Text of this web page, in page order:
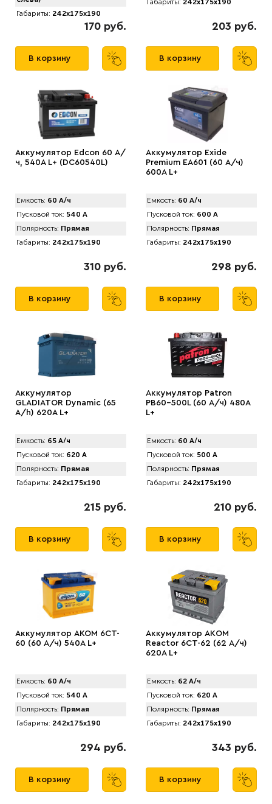
Габариты: 242x175x190
170 руб.
В корзину
Габариты: 242x175x190
203 руб.
В корзину
Аккумулятор Edcon 60 А/
ч, 540A L+ (DC60540L)
Емкость: 60 А/ч
Пусковой ток: 540 А
Полярность: Прямая
Габариты: 242x175x190
310 руб.
В корзину
Аккумулятор Exide
Premium EA601 (60 А/ч)
600A L+
Емкость: 60 А/ч
Пусковой ток: 600 А
Полярность: Прямая
Габариты: 242x175x190
298 руб.
В корзину
Аккумулятор
GLADIATOR Dynamic (65
А/h) 620A L+
Емкость: 65 А/ч
Пусковой ток: 620 А
Полярность: Прямая
Габариты: 242x175x190
215 руб.
В корзину
Аккумулятор Patron
PB60-500L (60 А/ч) 480A
L+
Емкость: 60 А/ч
Пусковой ток: 500 А
Полярность: Прямая
Габариты: 242x175x190
210 руб.
В корзину
Аккумулятор AKOM 6CT-
60 (60 А/ч) 540А L+
Емкость: 60 А/ч
Пусковой ток: 540 А
Полярность: Прямая
Габариты: 242x175x190
294 руб.
В корзину
Аккумулятор AКOM
Reactor 6CT-62 (62 А/ч)
620A L+
Емкость: 62 А/ч
Пусковой ток: 620 А
Полярность: Прямая
Габариты: 242x175x190
343 руб.
В корзину